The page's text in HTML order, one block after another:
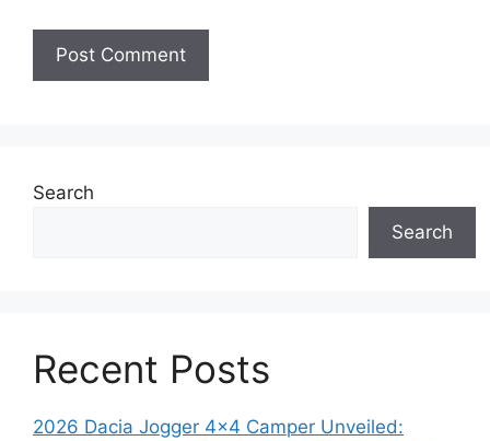
Search
Search
Recent Posts
2026 Dacia Jogger 4×4 Camper Unveiled: